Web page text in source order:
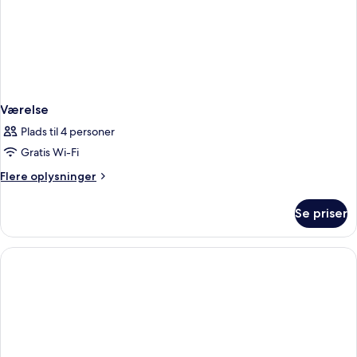
Værelse
Plads til 4 personer
Gratis Wi-Fi
Flere oplysninger
Flere
Se priser